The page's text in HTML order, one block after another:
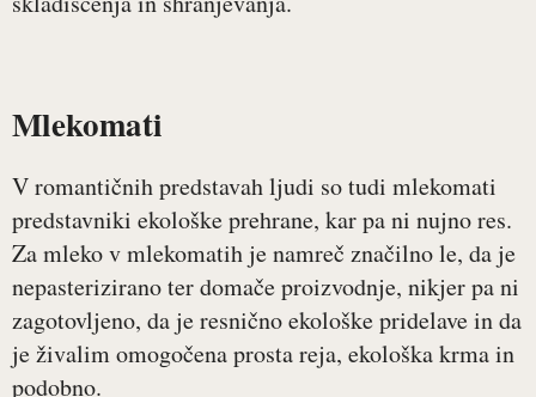
Mlekomati
V romantičnih predstavah ljudi so tudi mlekomati
predstavniki ekološke prehrane, kar pa ni nujno res.
Za mleko v mlekomatih je namreč značilno le, da je
nepasterizirano ter domače proizvodnje, nikjer pa ni
zagotovljeno, da je resnično ekološke pridelave in da
je živalim omogočena prosta reja, ekološka krma in
podobno.